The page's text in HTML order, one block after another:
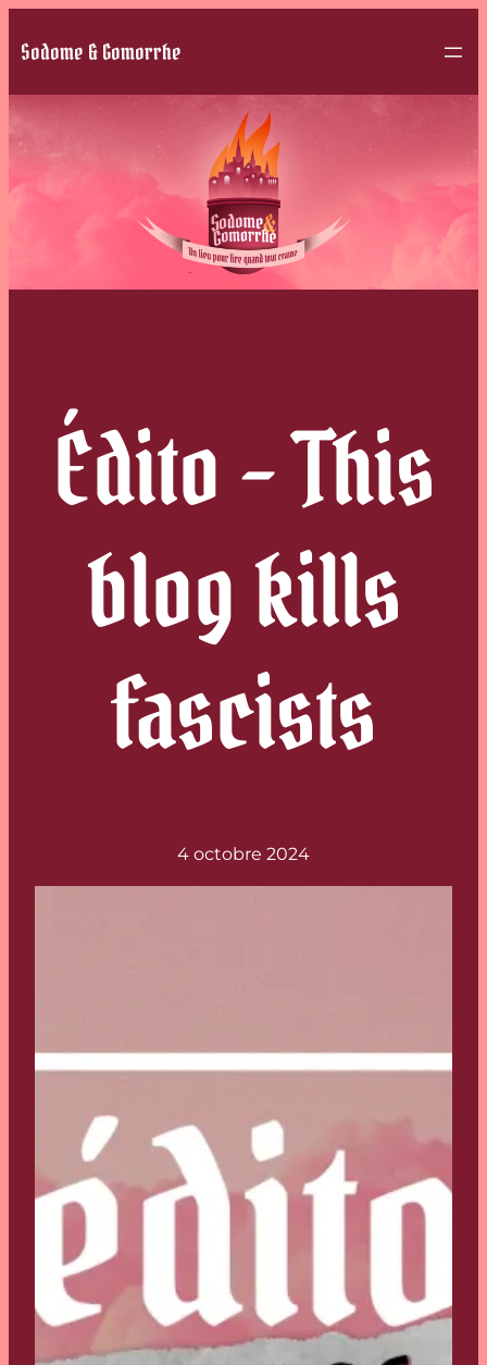
Sodome & Gomorrhe
Édito – This
blog kills
fascists
4 octobre 2024